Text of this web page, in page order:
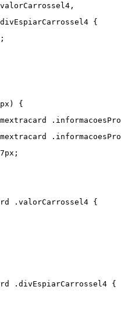
{
{
.valorCarrossel4 {
.divEspiarCarrossel4 {